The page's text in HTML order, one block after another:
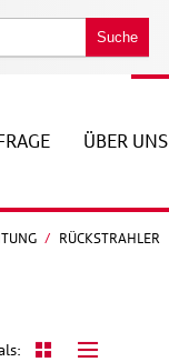
Suche
ÜBER UNS
/ RÜCKSTRAHLER